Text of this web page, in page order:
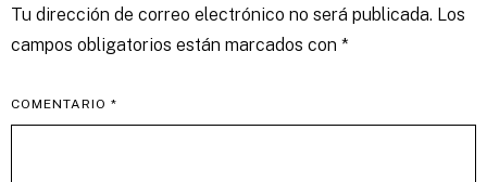
Tu dirección de correo electrónico no será publicada. Los
campos obligatorios están marcados con *
COMENTARIO *